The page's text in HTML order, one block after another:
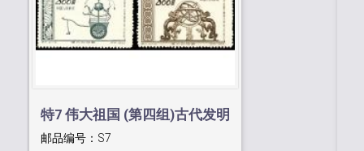
特7 伟大祖国 (第四组)古代发明
邮品编号： S7